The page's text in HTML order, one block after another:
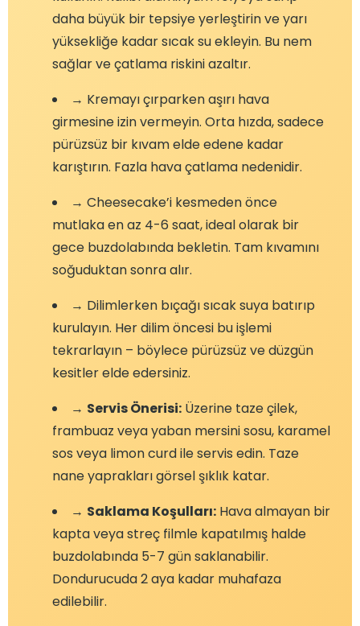
daha büyük bir tepsiye yerleştirin ve yarı
yüksekliğe kadar sıcak su ekleyin. Bu nem
sağlar ve çatlama riskini azaltır.
→ Kremayı çırparken aşırı hava
girmesine izin vermeyin. Orta hızda, sadece
pürüzsüz bir kıvam elde edene kadar
karıştırın. Fazla hava çatlama nedenidir.
→ Cheesecake’i kesmeden önce
mutlaka en az 4-6 saat, ideal olarak bir
gece buzdolabında bekletin. Tam kıvamını
soğuduktan sonra alır.
→ Dilimlerken bıçağı sıcak suya batırıp
kurulayın. Her dilim öncesi bu işlemi
tekrarlayın – böylece pürüzsüz ve düzgün
kesitler elde edersiniz.
→ Servis Önerisi: Üzerine taze çilek,
frambuaz veya yaban mersini sosu, karamel
sos veya limon curd ile servis edin. Taze
nane yaprakları görsel şıklık katar.
→ Saklama Koşulları: Hava almayan bir
kapta veya streç filmle kapatılmış halde
buzdolabında 5-7 gün saklanabilir.
Dondurucuda 2 aya kadar muhafaza
edilebilir.